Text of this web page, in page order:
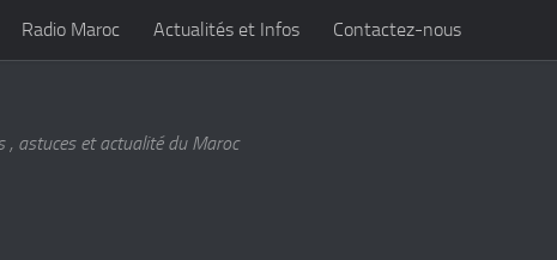
Radio Maroc Actualités et Infos Contactez-nous
, astuces et actualité du Maroc